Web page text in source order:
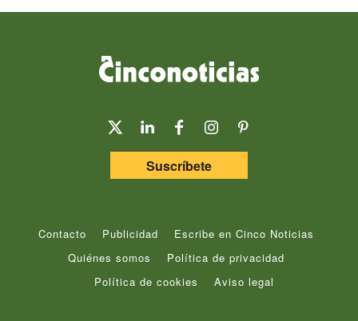
Suscríbete
Contacto Publicidad
Escribe en Cinco Noticias
Quiénes somos
Política de privacidad
Política de cookies
Aviso legal